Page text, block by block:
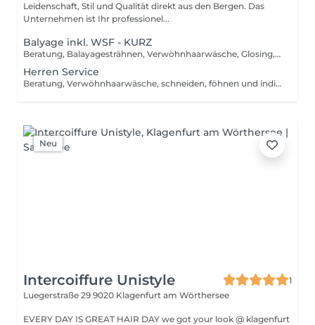
Leidenschaft, Stil und Qualität direkt aus den Bergen. Das
Unternehmen ist Ihr professionel...
Balyage inkl. WSF - KURZ
Beratung, Balayagesträhnen, Verwöhnhaarwäsche, Glosing, Farbversiegelung, waschen inkl. Pflegebehandlung, schneiden, föhnen, Styling inkl. Stylingsprodukte, bis Kinn lange Haare, ab
Herren Service
Beratung, Verwöhnhaarwäsche, schneiden, föhnen und individuelles Styling
Neu
Intercoiffure Unistyle
1
Luegerstraße 29 9020 Klagenfurt am Wörthersee
EVERY DAY IS GREAT HAIR DAY we got your look @ klagenfurt